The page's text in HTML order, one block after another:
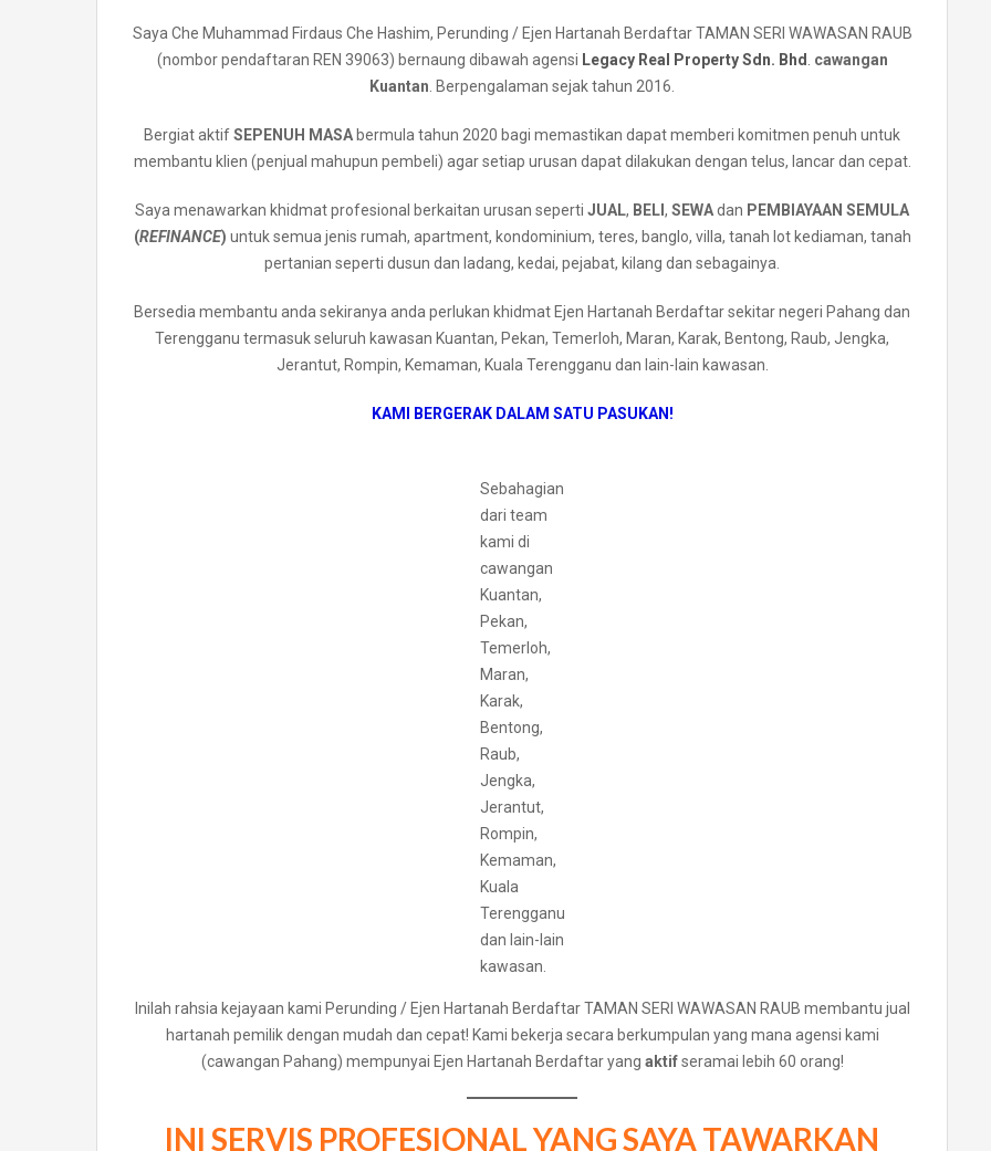
Saya Che Muhammad Firdaus Che Hashim, Perunding / Ejen Hartanah Berdaftar TAMAN SERI WAWASAN RAUB
(nombor pendaftaran REN 39063) bernaung dibawah agensi Legacy Real Property Sdn. Bhd
cawangan
Kuantan . Berpengalaman sejak tahun 2016.
Bergiat aktifSEPENUH MASA bermula tahun 2020 bagi memastikan dapat memberi komitmen penuh untuk
membantu klien (penjual mahupun pembeli) agar setiap urusan dapat dilakukan dengan telus, lancar dan cepat.
Saya menawarkan khidmat profesional berkaitan urusan seperti JUAL, BELI , SEWAdan PEMBIAYAAN SEMULA
(REFINANCE) untuk semua jenis rumah, apartment, kondominium, teres, banglo, villa, tanah lot kediaman, tanah
pertanian seperti dusun dan ladang, kedai, pejabat, kilang dan sebagainya.
Bersedia membantu anda sekiranya anda perlukan khidmat Ejen Hartanah Berdaftar sekitar negeri Pahang dan
Terengganu termasuk seluruh kawasan Kuantan, Pekan, Temerloh, Maran, Karak, Bentong, Raub, Jengka,
Jerantut, Rompin, Kemaman, Kuala Terengganu dan lain-lain kawasan.
KAMI BERGERAK DALAM SATU PASUKAN!
Sebahagian
dari team
kami di
cawangan
Kuantan,
Pekan,
Temerloh,
Maran,
Karak,
Bentong,
Raub,
Jengka,
Jerantut,
Rompin,
Kemaman,
Kuala
Terengganu
dan lain-lain
kawasan.
Inilah rahsia kejayaan kami Perunding / Ejen Hartanah Berdaftar TAMAN SERI WAWASAN RAUB membantu jual
hartanah pemilik dengan mudah dan cepat! Kami bekerja secara berkumpulan yang mana agensi kami
(cawangan Pahang) mempunyai Ejen Hartanah Berdaftar yang aktifseramai lebih 60 orang!
INI SERVIS PROFESIONAL YANG SAYA TAWARKAN